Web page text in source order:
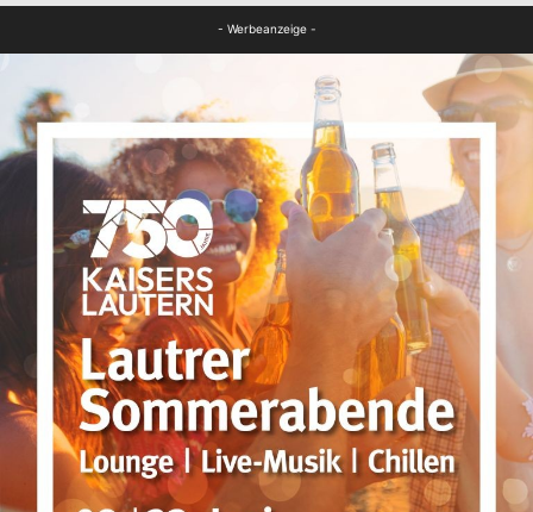
- Werbeanzeige -